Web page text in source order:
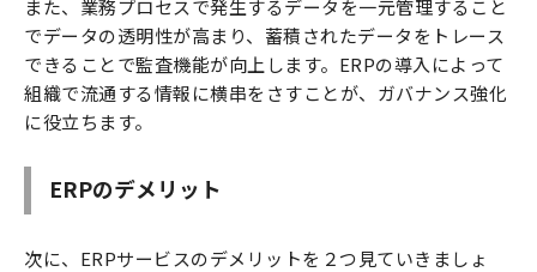
また、業務プロセスで発生するデータを一元管理すること
でデータの透明性が高まり、蓄積されたデータをトレース
できることで監査機能が向上します。ERPの導入によって
組織で流通する情報に横串をさすことが、ガバナンス強化
に役立ちます。
ERPのデメリット
次に、ERPサービスのデメリットを２つ見ていきましょ